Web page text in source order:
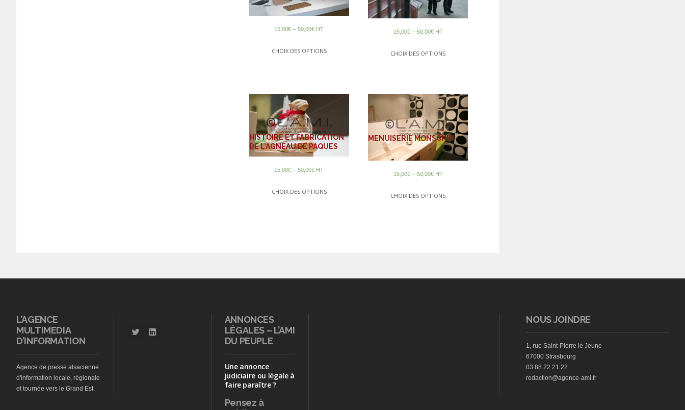
15,00€ –50,00€ HT
CHOIX DES OPTIONS
15,00€– 50,00€ HT
CHOIX DES OPTIONS
HISTOIRE ET FABRICATION
DE L’AGNEAU DE PAQUES
15,00€ –50,00€ HT
CHOIX DES OPTIONS
MENUISERIE MONSCHIN
15,00€– 50,00€ HT
CHOIX DES OPTIONS
L’AGENCE
MULTIMEDIA
D’INFORMATION
Agence de presse alsacienne
d'information locale, régionale
et tournée vers le Grand Est.
ANNONCES
LÉGALES – L’AMI
DU PEUPLE
Une annonce
judiciaire ou légale à
faire paraître ?
Pensez à
NOUS JOINDRE
1, rue Saint-Pierre le Jeune
67000 Strasbourg
03 88 22 21 22
redaction@agence-ami.fr